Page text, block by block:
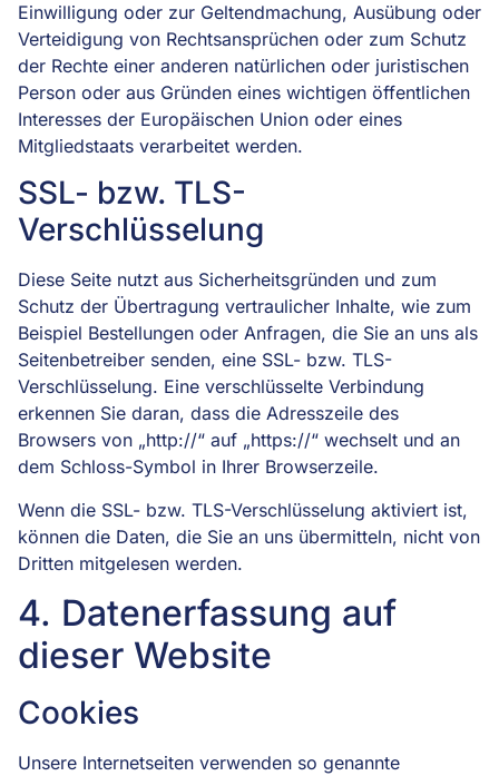
Einwilligung oder zur Geltendmachung, Ausübung oder
Verteidigung von Rechtsansprüchen oder zum Schutz
der Rechte einer anderen natürlichen oder juristischen
Person oder aus Gründen eines wichtigen öffentlichen
Interesses der Europäischen Union oder eines
Mitgliedstaats verarbeitet werden.
SSL- bzw. TLS-
Verschlüsselung
Diese Seite nutzt aus Sicherheitsgründen und zum
Schutz der Übertragung vertraulicher Inhalte, wie zum
Beispiel Bestellungen oder Anfragen, die Sie an uns als
Seitenbetreiber senden, eine SSL- bzw. TLS-
Verschlüsselung. Eine verschlüsselte Verbindung
erkennen Sie daran, dass die Adresszeile des
Browsers von „http://“ auf „https://“ wechselt und an
dem Schloss-Symbol in Ihrer Browserzeile.
Wenn die SSL- bzw. TLS-Verschlüsselung aktiviert ist,
können die Daten, die Sie an uns übermitteln, nicht von
Dritten mitgelesen werden.
4. Datenerfassung auf
dieser Website
Cookies
Unsere Internetseiten verwenden so genannte